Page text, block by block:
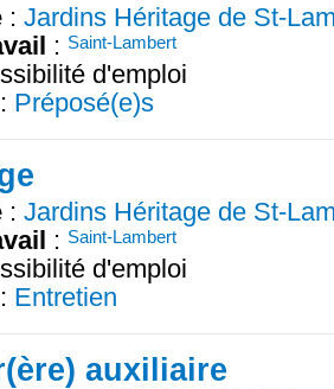
: Jardins Héritage de St-
: Saint-Lambert
d'emploi
: Préposé(e)s
: Jardins Héritage de St-
: Saint-Lambert
d'emploi
: Entretien
auxiliaire